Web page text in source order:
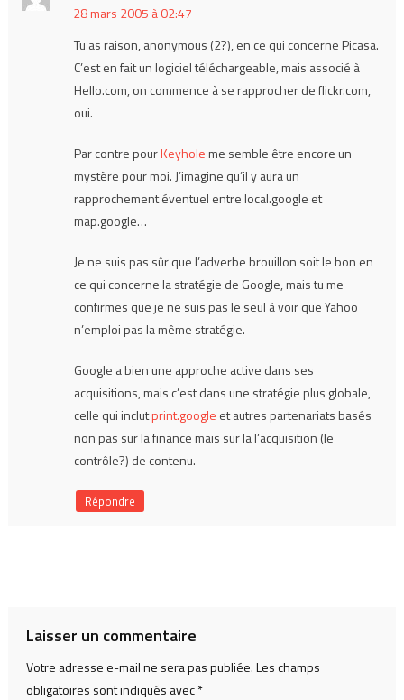
28 mars 2005 à 02:47
Tu as raison, anonymous (2?), en ce qui concerne Picasa.
C’est en fait un logiciel téléchargeable, mais associé à
Hello.com, on commence à se rapprocher de flickr.com,
oui.
Par contre pourKeyholeme semble être encore un
mystère pour moi. J’imagine qu’il y aura un
rapprochement éventuel entre local.google et
map.google…
Je ne suis pas sûr que l’adverbe brouillon soit le bon en
ce qui concerne la stratégie de Google, mais tu me
confirmes que je ne suis pas le seul à voir que Yahoo
n’emploi pas la même stratégie.
Google a bien une approche active dans ses
acquisitions, mais c’est dans une stratégie plus globale,
celle qui inclutprint.google et autres partenariats basés
non pas sur la finance mais sur la l’acquisition (le
contrôle?) de contenu.
Répondre
Laisser un commentaire
Votre adresse e-mail ne sera pas publiée.Les champs
obligatoires sont indiqués avec*